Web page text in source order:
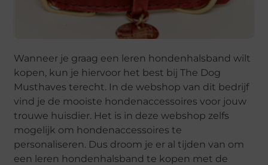
Wanneer je graag een leren hondenhalsband wilt
kopen, kun je hiervoor het best bij The Dog
Musthaves terecht. In de webshop van dit bedrijf
vind je de mooiste hondenaccessoires voor jouw
trouwe huisdier. Het is in deze webshop zelfs
mogelijk om hondenaccessoires te
personaliseren. Dus droom je er al tijden van om
een leren hondenhalsband te kopen met de